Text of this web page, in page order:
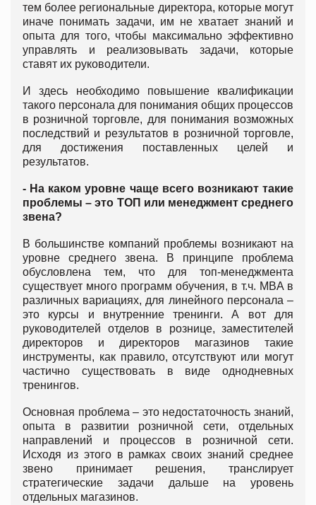
тем более региональные директора, которые могут
иначе понимать задачи, им не хватает знаний и
опыта для того, чтобы максимально эффективно
управлять и реализовывать задачи, которые
ставят их руководители.
И здесь необходимо повышение квалификации
такого персонала для понимания общих процессов
в розничной торговле, для понимания возможных
последствий и результатов в розничной торговле,
для достижения поставленных целей и
результатов.
- На каком уровне чаще всего возникают такие
проблемы – это ТОП или менеджмент среднего
звена?
В большинстве компаний проблемы возникают на
уровне среднего звена. В принципе проблема
обусловлена тем, что для топ-менеджмента
существует много программ обучения, в т.ч. MBA в
различных вариациях, для линейного персонала –
это курсы и внутренние тренинги. А вот для
руководителей отделов в рознице, заместителей
директоров и директоров магазинов такие
инструменты, как правило, отсутствуют или могут
частично существовать в виде однодневных
тренингов.
Основная проблема – это недостаточность знаний,
опыта в развитии розничной сети, отдельных
направлений и процессов в розничной сети.
Исходя из этого в рамках своих знаний среднее
звено принимает решения, транслирует
стратегические задачи дальше на уровень
отдельных магазинов.